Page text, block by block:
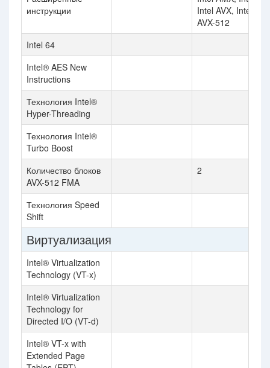
инструкции
Intel AVX, Intel
AVX-512
Intel 64
Intel® AES New
Instructions
Технология Intel®
Hyper-Threading
Технология Intel®
Turbo Boost
Количество блоков
AVX-512 FMA
2
Технология Speed
Shift
Виртуализация
Intel® Virtualization
Technology (VT-x)
Intel® Virtualization
Technology for
Directed I/O (VT-d)
Intel® VT-x with
Extended Page